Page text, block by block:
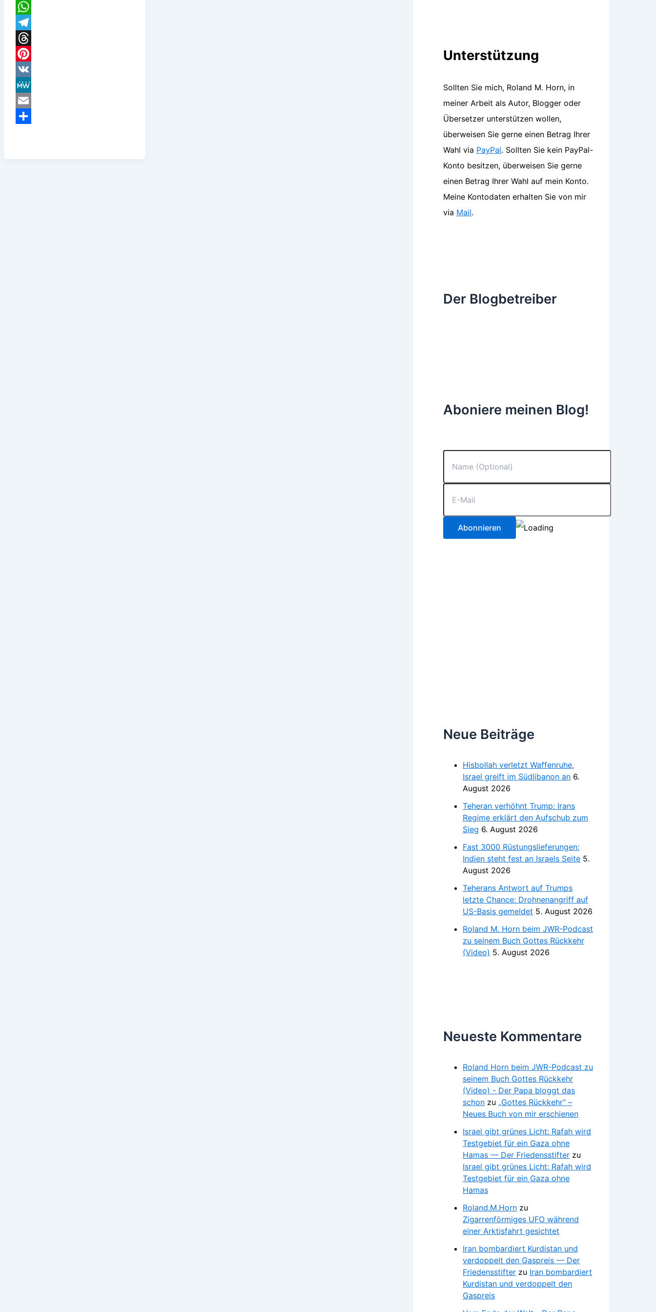
X
WhatsApp
Telegram
Threads
Pinterest
VK
MeWe
Email
Unterstützung
Sollten Sie mich, Roland M. Horn, in
meiner Arbeit als Autor, Blogger oder
Übersetzer unterstützen wollen,
überweisen Sie gerne einen Betrag Ihrer
Wahl via PayPal. Sollten Sie kein PayPal-
Konto besitzen, überweisen Sie gerne
einen Betrag Ihrer Wahl auf mein Konto.
Meine Kontodaten erhalten Sie von mir
via Mail.
Der Blogbetreiber
Aboniere meinen Blog!
Neue Beiträge
Hisbollah verletzt Waffenruhe,
Israel greift im Südlibanon an 6.
August 2026
Teheran verhöhnt Trump: Irans
Regime erklärt den Aufschub zum
Sieg 6. August 2026
Fast 3000 Rüstungslieferungen:
Indien steht fest an Israels Seite 5.
August 2026
Teherans Antwort auf Trumps
letzte Chance: Drohnenangriff auf
US-Basis gemeldet 5. August 2026
Roland M. Horn beim JWR-Podcast
zu seinem Buch Gottes Rückkehr
(Video) 5. August 2026
Neueste Kommentare
Roland Horn beim JWR-Podcast zu
seinem Buch Gottes Rückkehr
(Video) - Der Papa bloggt das
schon zu „Gottes Rückkehr“ –
Neues Buch von mir erschienen
Israel gibt grünes Licht: Rafah wird
Testgebiet für ein Gaza ohne
Hamas — Der Friedensstifter zu
Israel gibt grünes Licht: Rafah wird
Testgebiet für ein Gaza ohne
Hamas
Roland.M.Horn zu
Zigarrenförmiges UFO während
einer Arktisfahrt gesichtet
Iran bombardiert Kurdistan und
verdoppelt den Gaspreis — Der
Friedensstifter zu Iran bombardiert
Kurdistan und verdoppelt den
Gaspreis